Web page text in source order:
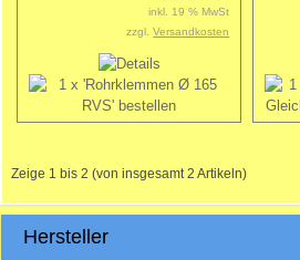
inkl. 19 % MwSt
zzgl.Versandkosten
Zeige 1 bis 2 (von insgesamt2 Artikeln)
Hersteller